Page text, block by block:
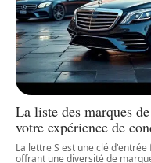
La liste des marques
votre expérience de
La lettre S est une clé
offrant une diversité de